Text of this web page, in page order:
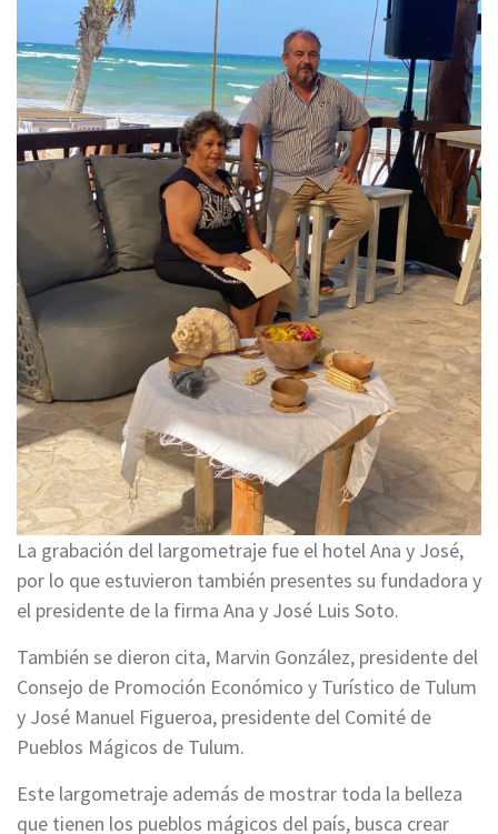
La grabación del largometraje fue el hotel Ana y José,
por lo que estuvieron también presentes su fundadora y
el presidente de la firma Ana y José Luis Soto.
También se dieron cita, Marvin González, presidente del
Consejo de Promoción Económico y Turístico de Tulum
y José Manuel Figueroa, presidente del Comité de
Pueblos Mágicos de Tulum.
Este largometraje además de mostrar toda la belleza
que tienen los pueblos mágicos del país, busca crear